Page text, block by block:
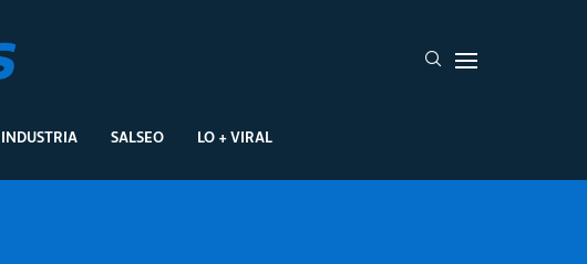
INDUSTRIA SALSEO LO + VIRAL